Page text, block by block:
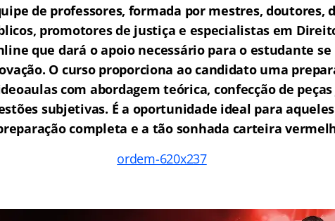
de professores, formada por mestres, doutores,
promotores de justiça e especialistas em
que dará o apoio necessário para o estudante
O curso proporciona ao candidato uma
com abordagem teórica, confecção de
subjetivas. É a oportunidade ideal para
completa e a tão sonhada carteira